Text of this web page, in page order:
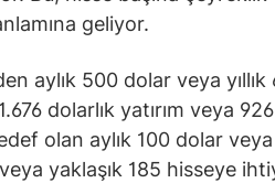
geliyor.
aylık 500 dolar veya
dolarlık yatırım veya
olan aylık 100 dolar veya
yaklaşık 185 hisseye